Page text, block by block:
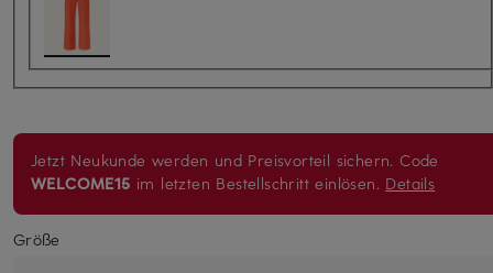
Jetzt Neukunde werden und Preisvorteil sichern. Code
WELCOME15 im letzten Bestellschritt einlösen. Details
Größe